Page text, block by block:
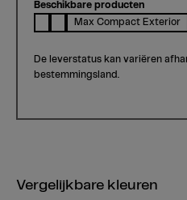
Beschikbare producten
Max Compact Exterior
De leverstatus kan variëren
bestemmingsland.
Vergelijkbare kleuren